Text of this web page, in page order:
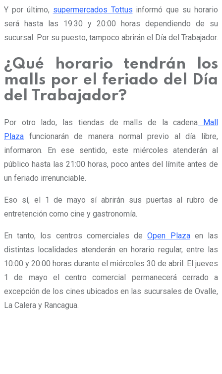
Y por último, supermercados Tottus informó que su horario
será hasta las 19:30 y 20:00 horas dependiendo de su
sucursal. Por su puesto, tampoco abrirán el Día del Trabajador.
¿Qué horario tendrán los
malls por el feriado del Día
del Trabajador?
Por otro lado, las tiendas de malls de la cadena Mall
Plaza funcionarán de manera normal previo al día libre,
informaron. En ese sentido, este miércoles atenderán al
público hasta las 21:00 horas, poco antes del límite antes de
un feriado irrenunciable.
Eso sí, el 1 de mayo sí abrirán sus puertas al rubro de
entretención como cine y gastronomía.
En tanto, los centros comerciales deOpen Plazaen las
distintas localidades atenderán en horario regular, entre las
10:00 y 20:00 horas durante el miércoles 30 de abril. El jueves
1 de mayo el centro comercial permanecerá cerrado a
excepción de los cines ubicados en las sucursales de Ovalle,
La Calera y Rancagua.